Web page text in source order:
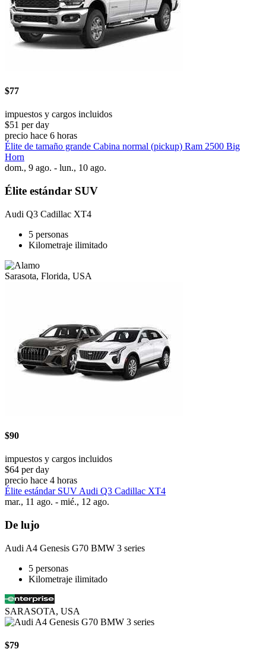
$77
impuestos y cargos incluidos
$51 per day
precio hace 6 horas
Élite de tamaño grande Cabina normal (pickup) Ram 2500 Big
Horn
dom., 9 ago. - lun., 10 ago.
Élite estándar SUV
Audi Q3 Cadillac XT4
5 personas
Kilometraje ilimitado
Sarasota, Florida, USA
$90
impuestos y cargos incluidos
$64 per day
precio hace 4 horas
Élite estándar SUV Audi Q3 Cadillac XT4
mar., 11 ago. - mié., 12 ago.
De lujo
Audi A4 Genesis G70 BMW 3 series
5 personas
Kilometraje ilimitado
SARASOTA, USA
$79